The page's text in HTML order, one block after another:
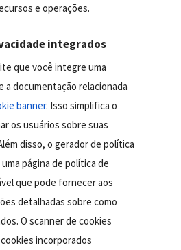
e operações.
integrados
que você integre uma
a documentação relacionada
banner. Isso simplifica o
os usuários sobre suas
disso, o gerador de política
página de política de
que pode fornecer aos
detalhadas sobre como
O scanner de cookies
incorporados